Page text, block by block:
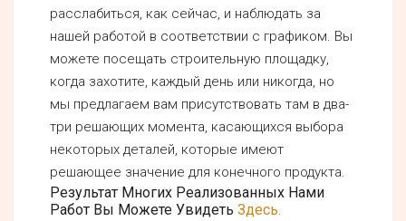
расслабиться, как сейчас, и наблюдать за
нашей работой в соответствии с графиком. Вы
можете посещать строительную площадку,
когда захотите, каждый день или никогда, но
мы предлагаем вам присутствовать там в два-
три решающих момента, касающихся выбора
некоторых деталей, которые имеют
решающее значение для конечного продукта.
Результат Многих Реализованных Нами
Работ Вы Можете Увидеть Здесь.